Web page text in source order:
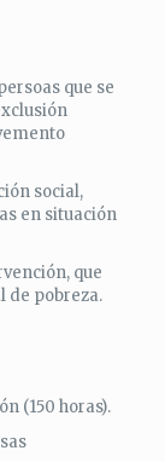
que se
social,
en situación
que
de pobreza.
(150 horas).